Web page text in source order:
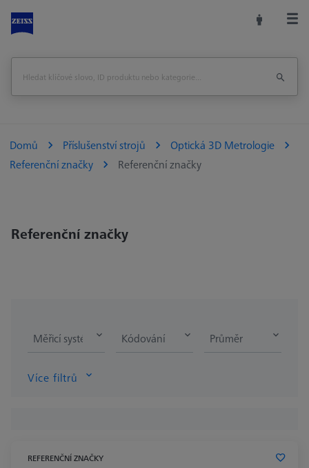
Domů Příslušenství strojů
Optická 3D Metrologie
Referenční značky
Referenční značky
Referenční značky
Měřicí systém Kódování Průměr
Více filtrů
REFERENČNÍ ZNAČKY